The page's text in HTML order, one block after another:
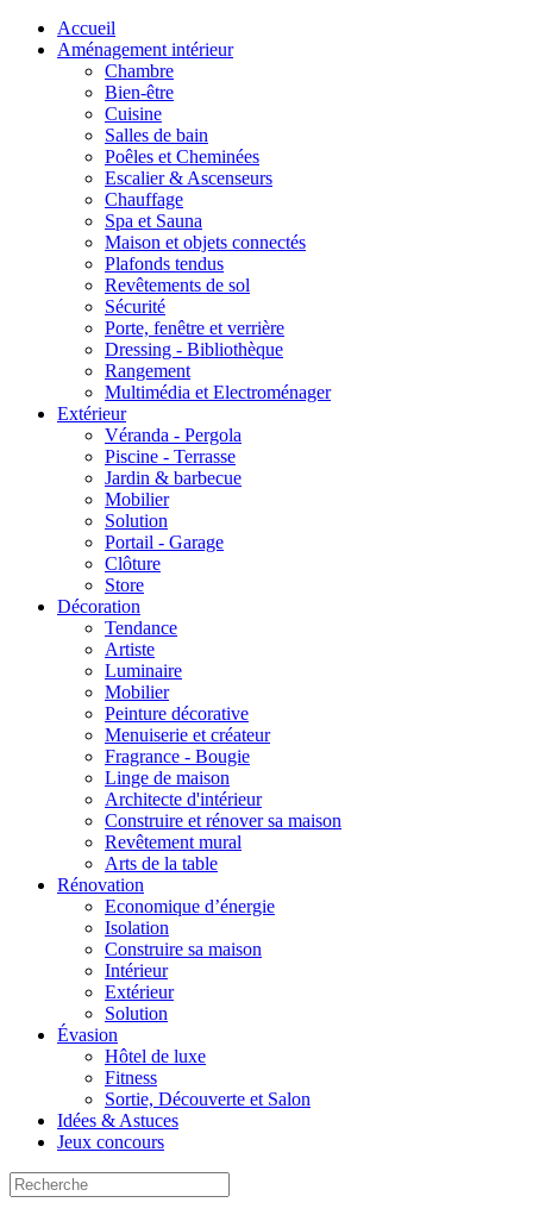
Accueil
Aménagement intérieur
Chambre
Bien-être
Cuisine
Salles de bain
Poêles et Cheminées
Escalier & Ascenseurs
Chauffage
Spa et Sauna
Maison et objets connectés
Plafonds tendus
Revêtements de sol
Sécurité
Porte, fenêtre et verrière
Dressing - Bibliothèque
Rangement
Multimédia et Electroménager
Extérieur
Véranda - Pergola
Piscine - Terrasse
Jardin & barbecue
Mobilier
Solution
Portail - Garage
Clôture
Store
Décoration
Tendance
Artiste
Luminaire
Mobilier
Peinture décorative
Menuiserie et créateur
Fragrance - Bougie
Linge de maison
Architecte d'intérieur
Construire et rénover sa maison
Revêtement mural
Arts de la table
Rénovation
Economique d’énergie
Isolation
Construire sa maison
Intérieur
Extérieur
Solution
Évasion
Hôtel de luxe
Fitness
Sortie, Découverte et Salon
Idées & Astuces
Jeux concours